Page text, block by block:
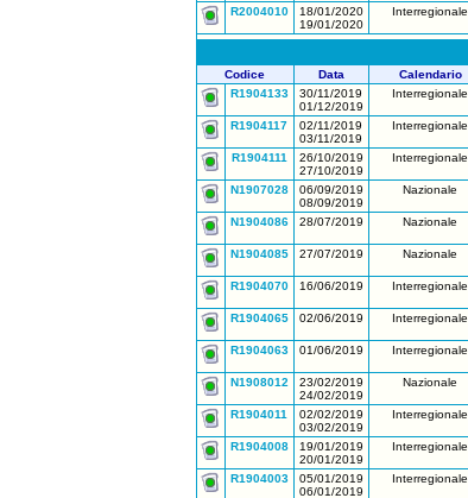
R2004010
18/01/2020
19/01/2020
Interregionale
Codice Data Calendario
R1904133
30/11/2019
01/12/2019
Interregionale
R1904117
02/11/2019
03/11/2019
Interregionale
R1904111
26/10/2019
27/10/2019
Interregionale
N1907028
06/09/2019
08/09/2019
Nazionale
N1904086 28/07/2019 Nazionale
N1904085 27/07/2019 Nazionale
R1904070 16/06/2019 Interregionale
R1904065 02/06/2019 Interregionale
R1904063 01/06/2019 Interregionale
N1908012
23/02/2019
24/02/2019
Nazionale
R1904011
02/02/2019
03/02/2019
Interregionale
R1904008
19/01/2019
20/01/2019
Interregionale
R1904003
05/01/2019
06/01/2019
Interregionale